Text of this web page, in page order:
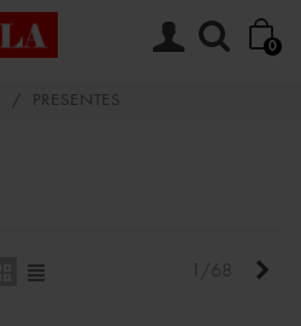
0
/ PRESENTES
1/68